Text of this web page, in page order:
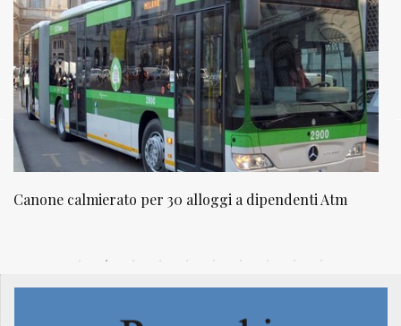
Atm NATUROPATIA IN BREVE 20/01